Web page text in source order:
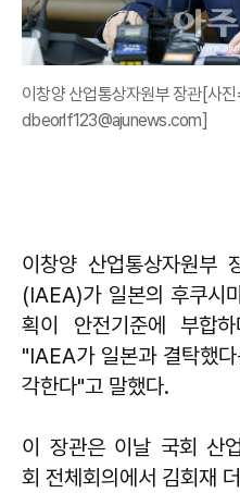
이창양 산업통상자원부 장관[사
dbeorlf123@ajunews.com]
이창양 산업통상자원부
(IAEA)가 일본의 후쿠시
획이 안전기준에 부합
"IAEA가 일본과 결탁했
각한다"고 말했다.
이 장관은 이날 국회 산
회 전체회의에서 김회재